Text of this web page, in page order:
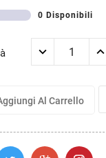
0 Disponibili
Al Carrello